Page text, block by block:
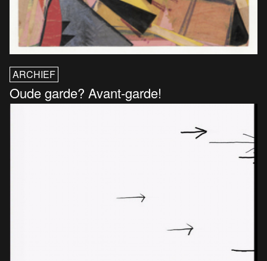
ARCHIEF
Oude garde? Avant-garde!